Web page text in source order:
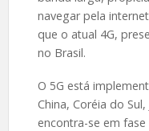
navegar pela
que o atual 4G,
no Brasil.
O 5G está
China, Coréia do
encontra-se em